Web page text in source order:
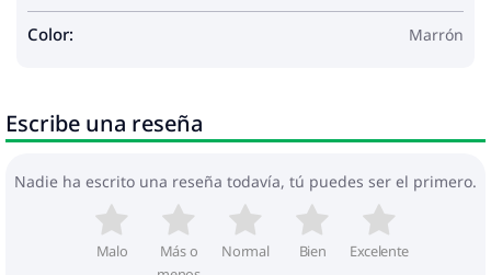
Color: Marrón
Escribe una reseña
Nadie ha escrito una reseña todavía, tú puedes ser el primero.
Malo
Más o
Normal Bien Excelente